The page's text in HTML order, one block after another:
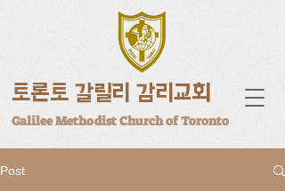
토론토 갈릴리 감리교회
Galilee Methodist Church of Toronto
Post